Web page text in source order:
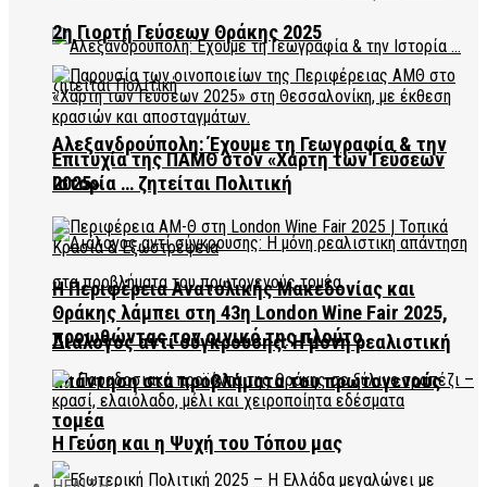
Αλεξανδρούπολη: Έχουμε τη Γεωγραφία & την
Ιστορία … ζητείται Πολιτική
Διάλογος αντί σύγκρουσης: Η μόνη ρεαλιστική
απάντηση στα προβλήματα του πρωτογενούς
τομέα
2η Γιορτή Γεύσεων Θράκης 2025
Επιτυχία της ΠΑΜΘ στον «Χάρτη των Γεύσεων
2025»
Η Περιφέρεια Ανατολικής Μακεδονίας και
Θράκης λάμπει στη 43η London Wine Fair 2025,
προωθώντας τον οινικό της πλούτο
Η Γεύση και η Ψυχή του Τόπου μας